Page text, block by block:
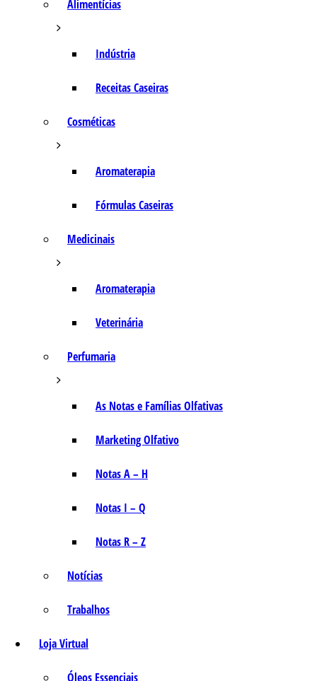
Alimentícias
Indústria
Receitas Caseiras
Cosméticas
Aromaterapia
Fórmulas Caseiras
Medicinais
Aromaterapia
Veterinária
Perfumaria
As Notas e Famílias Olfativas
Marketing Olfativo
Notas A – H
Notas I – Q
Notas R – Z
Notícias
Trabalhos
Loja Virtual
Óleos Essenciais